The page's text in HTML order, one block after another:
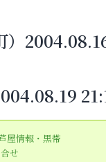
）
屋情報・黒帯
せ